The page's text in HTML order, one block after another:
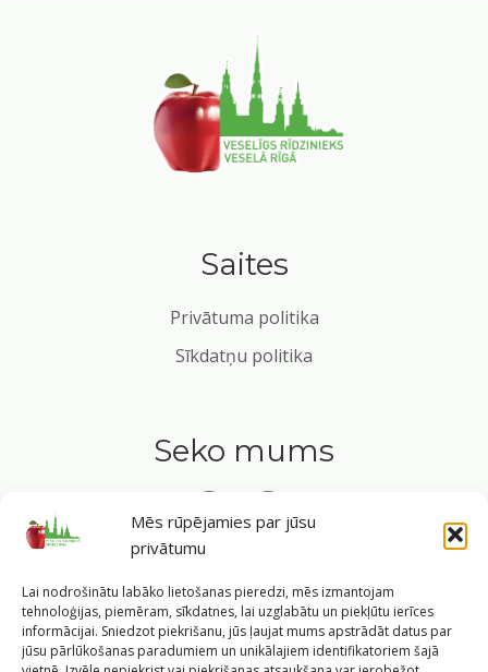
Mēs rūpējamies par jūsu
privātumu
Lai nodrošinātu labāko lietošanas pieredzi, mēs izmantojam
tehnoloģijas, piemēram, sīkdatnes, lai uzglabātu un piekļūtu ierīces
informācijai. Sniedzot piekrišanu, jūs ļaujat mums apstrādāt datus par
jūsu pārlūkošanas paradumiem un unikālajiem identifikatoriem šajā
Saites
Privātuma politika
Sīkdatņu politika
Seko mums